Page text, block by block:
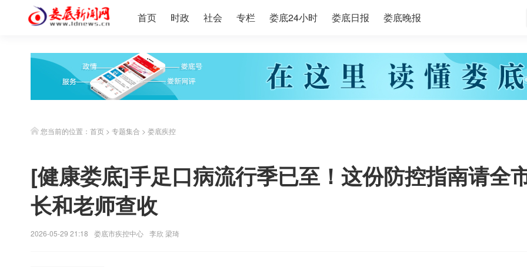
首页 时政 社会 专栏 娄底24小时 娄底日报 娄底晚报
您当前的位置： 首页 > 专题集合 > 娄底疾控
[健康娄底]手足口病流行季已至！这份防控指南请全
长和老师查收
2026-05-29 21:18 娄底市疾控中心 李欣 梁琦